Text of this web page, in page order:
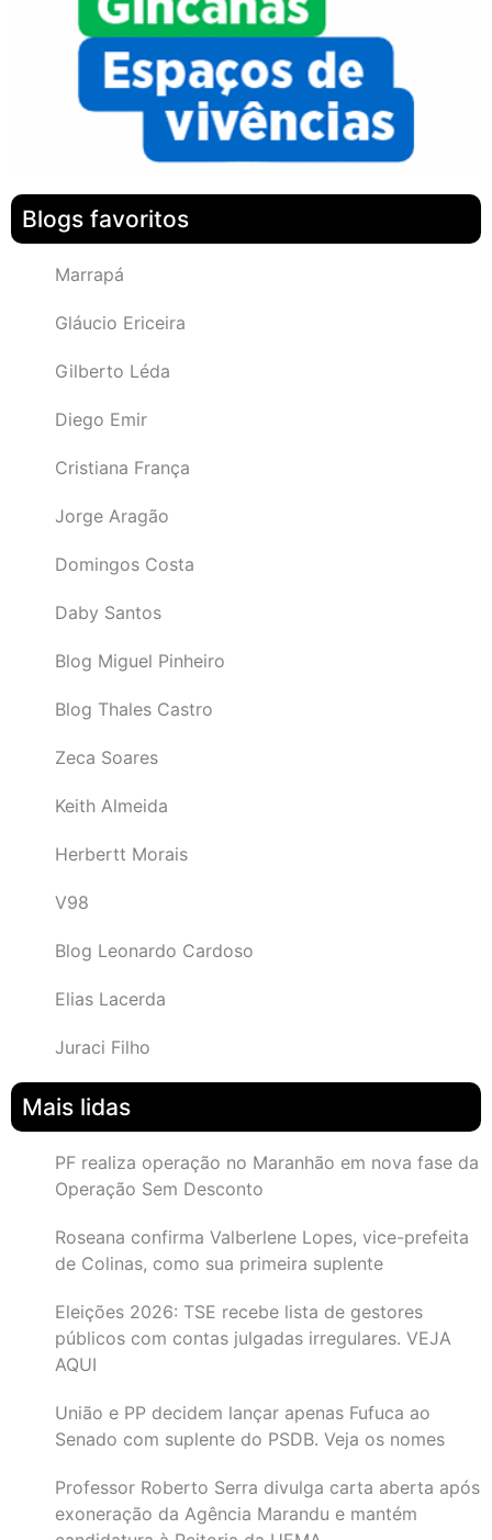
Blogs favoritos
Marrapá
Gláucio Ericeira
Gilberto Léda
Diego Emir
Cristiana França
Jorge Aragão
Domingos Costa
Daby Santos
Blog Miguel Pinheiro
Blog Thales Castro
Zeca Soares
Keith Almeida
Herbertt Morais
V98
Blog Leonardo Cardoso
Elias Lacerda
Juraci Filho
Mais lidas
PF realiza operação no Maranhão em nova fase da
Operação Sem Desconto
Roseana confirma Valberlene Lopes, vice-prefeita
de Colinas, como sua primeira suplente
Eleições 2026: TSE recebe lista de gestores
públicos com contas julgadas irregulares. VEJA
AQUI
União e PP decidem lançar apenas Fufuca ao
Senado com suplente do PSDB. Veja os nomes
Professor Roberto Serra divulga carta aberta após
exoneração da Agência Marandu e mantém